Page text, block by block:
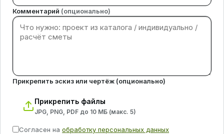
Комментарий (опционально)
Прикрепить эскиз или чертёж (опционально)
Прикрепить файлы
JPG, PNG, PDF до 10 МБ (макс. 5)
Согласен на обработку персональных данных